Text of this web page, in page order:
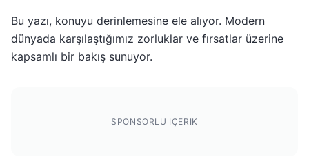
Bu yazı, konuyu derinlemesine ele alıyor. Modern
dünyada karşılaştığımız zorluklar ve fırsatlar üzerine
kapsamlı bir bakış sunuyor.
SPONSORLU IÇERIK